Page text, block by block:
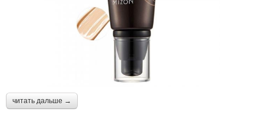
читать дальше →